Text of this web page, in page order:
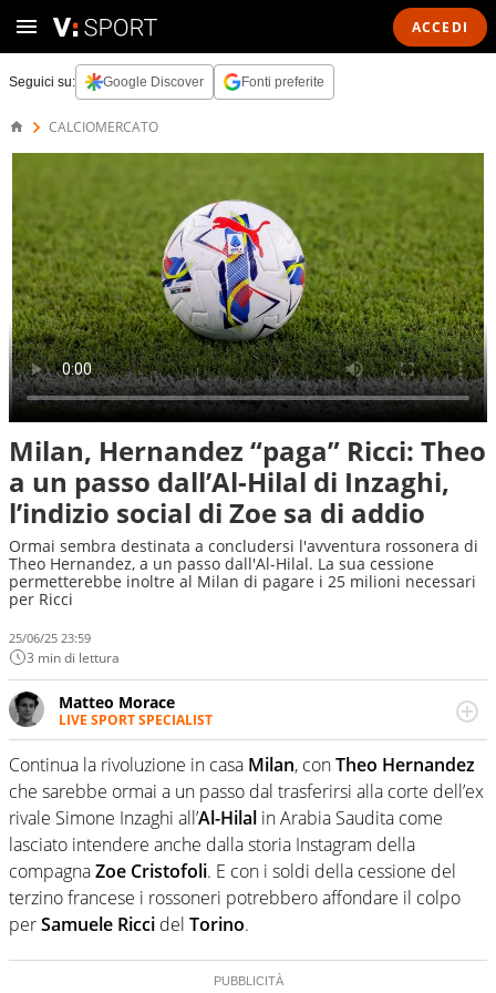
ACCEDI
Seguici su: Google Discover Fonti preferite
CALCIOMERCATO
Milan, Hernandez “paga” Ricci: Theo
a un passo dall’Al-Hilal di Inzaghi,
l’indizio social di Zoe sa di addio
Ormai sembra destinata a concludersi l'avventura rossonera di
Theo Hernandez, a un passo dall'Al-Hilal. La sua cessione
permetterebbe inoltre al Milan di pagare i 25 milioni necessari
per Ricci
25/06/25 23:59
3 min di lettura
Matteo Morace
LIVE SPORT SPECIALIST
La multimedialità quale approccio personale e
professionale. Ama raccontare lo sport focalizzando ogni
attenzione sul tempo reale: la verità della dirette non
sono opinioni ma fatti
Continua la rivoluzione in casa Milan, conTheo Hernandez
che sarebbe ormai a un passo dal trasferirsi alla corte dell’ex
rivale Simone Inzaghi all’Al-Hilal in Arabia Saudita come
lasciato intendere anche dalla storia Instagram della
compagnaZoe Cristofoli. E con i soldi della cessione del
terzino francese i rossoneri potrebbero affondare il colpo
perSamuele Ricci del Torino.